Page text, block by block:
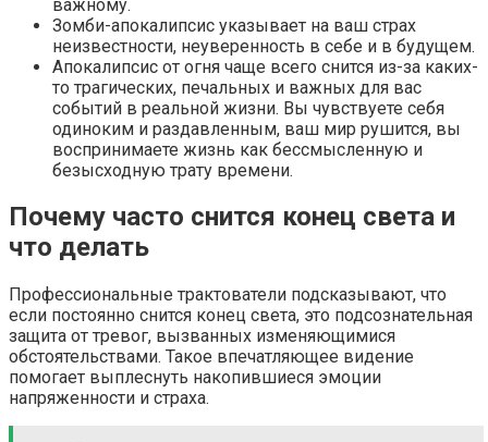
важному.
Зомби-апокалипсис указывает на ваш страх
неизвестности, неуверенность в себе и в будущем.
Апокалипсис от огня чаще всего снится из-за каких-
то трагических, печальных и важных для вас
событий в реальной жизни. Вы чувствуете себя
одиноким и раздавленным, ваш мир рушится, вы
воспринимаете жизнь как бессмысленную и
безысходную трату времени.
Почему часто снится конец света и
что делать
Профессиональные трактователи подсказывают, что
если постоянно снится конец света, это подсознательная
защита от тревог, вызванных изменяющимися
обстоятельствами. Такое впечатляющее видение
помогает выплеснуть накопившиеся эмоции
напряженности и страха.